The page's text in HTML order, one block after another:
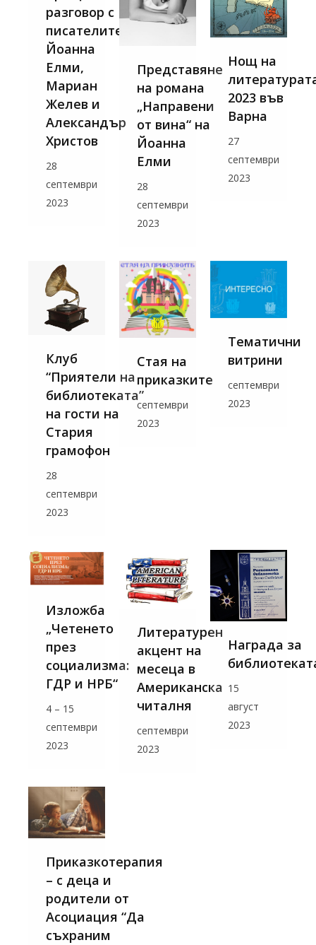
разговор с
писателите
Йоанна
Елми,
Мариан
Желев и
Александър
Христов
28
септември
2023
Представяне
на романа
„Направени
от вина“ на
Йоанна
Елми
28
септември
2023
Нощ на
2023 във
Варна
27
септември
2023
Клуб
“Приятели на
библиотеката”
на гости на
Стария
грамофон
28
септември
2023
Стая на
приказките
септември
2023
Тематични
витрини
септември
2023
Изложба
„Четенето
през
социализма:
ГДР и НРБ“
4 – 15
септември
2023
Литературен
акцент на
месеца в
Американска
читалня
септември
2023
Награда за
15
август
2023
Приказкотерапия
– с деца и
родители от
Асоциация “Да
съхраним